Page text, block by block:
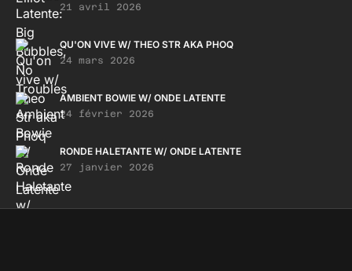
21 avril 2026
QU'ON VIVE W/ THEO STR AKA PHOQ
24 mars 2026
AMBIENT BOWIE W/ ONDE LATENTE
24 février 2026
RONDE HALETANTE W/ ONDE LATENTE
27 janvier 2026